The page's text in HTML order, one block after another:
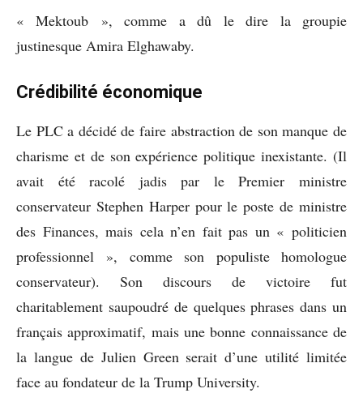
« Mektoub », comme a dû le dire la groupie
justinesque Amira Elghawaby.
Crédibilité économique
Le PLC a décidé de faire abstraction de son manque de
charisme et de son expérience politique inexistante. (Il
avait été racolé jadis par le Premier ministre
conservateur Stephen Harper pour le poste de ministre
des Finances, mais cela n’en fait pas un « politicien
professionnel », comme son populiste homologue
conservateur). Son discours de victoire fut
charitablement saupoudré de quelques phrases dans un
français approximatif, mais une bonne connaissance de
la langue de Julien Green serait d’une utilité limitée
face au fondateur de la Trump University.